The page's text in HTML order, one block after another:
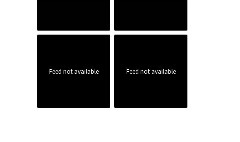
Feed not available Feed not available